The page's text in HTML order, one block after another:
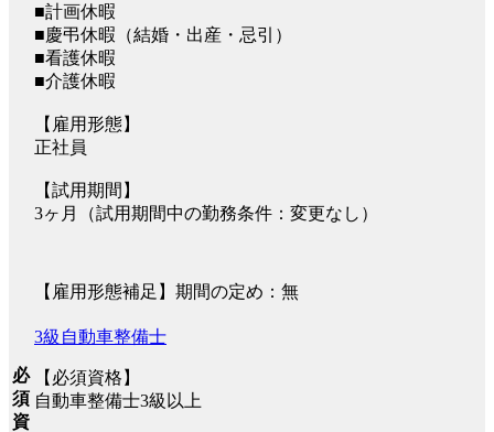
■計画休暇
■慶弔休暇（結婚・出産・忌引）
■看護休暇
■介護休暇
【雇用形態】
正社員
【試用期間】
3ヶ月（試用期間中の勤務条件：変更なし）
【雇用形態補足】期間の定め：無
必
須
資
3級自動車整備士
【必須資格】
自動車整備士3級以上